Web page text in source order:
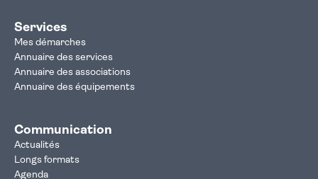
Services
Mes démarches
Annuaire des services
Annuaire des associations
Annuaire des équipements
Communication
Actualités
Longs formats
Agenda